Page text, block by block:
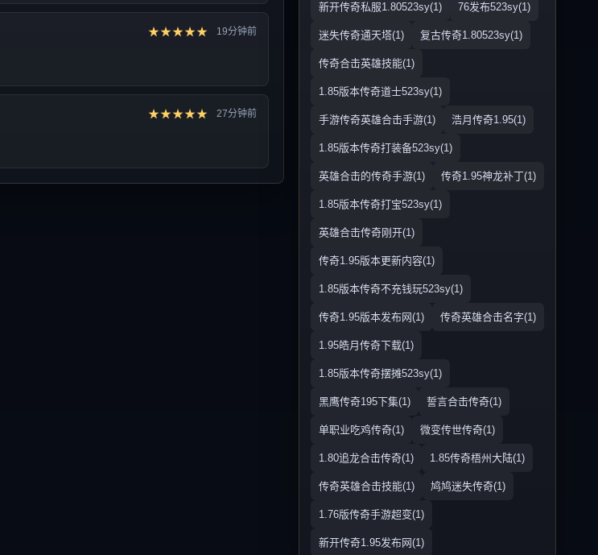
★★★★★ 19分钟前
★★★★★ 27分钟前
新开传奇私服1.80523sy(1) 76发布523sy(1)
迷失传奇通天塔(1) 复古传奇1.80523sy(1)
传奇合击英雄技能(1)
1.85版本传奇道士523sy(1)
手游传奇英雄合击手游(1) 浩月传奇1.95(1)
1.85版本传奇打装备523sy(1)
英雄合击的传奇手游(1) 传奇1.95神龙补丁(1)
1.85版本传奇打宝523sy(1)
英雄合击传奇刚开(1)
传奇1.95版本更新内容(1)
1.85版本传奇不充钱玩523sy(1)
传奇1.95版本发布网(1) 传奇英雄合击名字(1)
1.95皓月传奇下载(1)
1.85版本传奇摆摊523sy(1)
黑鹰传奇195下集(1) 誓言合击传奇(1)
单职业吃鸡传奇(1) 微变传世传奇(1)
1.80追龙合击传奇(1) 1.85传奇梧州大陆(1)
传奇英雄合击技能(1) 鸠鸠迷失传奇(1)
1.76版传奇手游超变(1)
新开传奇1.95发布网(1)